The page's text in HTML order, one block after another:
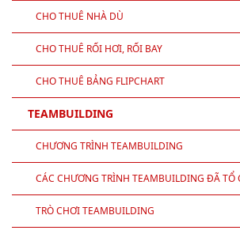
CHO THUÊ KINH KHÍ CẦU, BÓNG BAY
CHO THUÊ NHÀ GIÀN KHÔNG GIAN
CHO THUÊ NHÀ BẠT SINGAPORE
CHO THUÊ NHÀ DÙ
CHO THUÊ RỐI HƠI, RỐI BAY
CHO THUÊ BẢNG FLIPCHART
TEAMBUILDING